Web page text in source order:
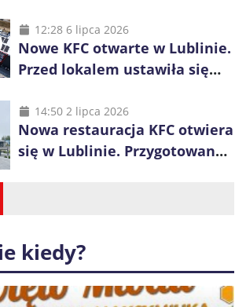
inwestycje
12:28 6 lipca 2026
Nowe KFC otwarte w Lublinie.
Przed lokalem ustawiła się
14:50 2 lipca 2026
Nowa restauracja KFC otwiera
się w Lublinie. Przygotowano
kiedy?